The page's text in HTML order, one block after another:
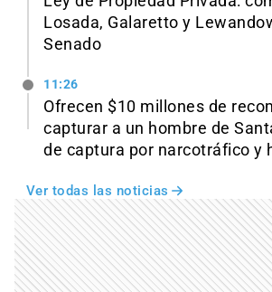
Losada, Galaretto y
Senado
11:26
Ofrecen $10 millones de
capturar a un hombre de
de captura por narcotráfico y
Ver todas las noticias